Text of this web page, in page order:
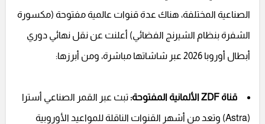
الصناعية المختلفة، هناك عدة قنوات عالمية مفتوحة (مكسورة
الشفرة بنظام الشيرنج الفضائي) أعلنت عن نقل نهائي دوري
أبطال أوروبا 2026 عبر شاشاتها مباشرة، ومن أبرزها:
قناة ZDF الألمانية المفتوحة: تبث عبر القمر الصناعي أسترا
(Astra) وتعد من أشهر القنوات الناقلة للمواعيد الأوروبية